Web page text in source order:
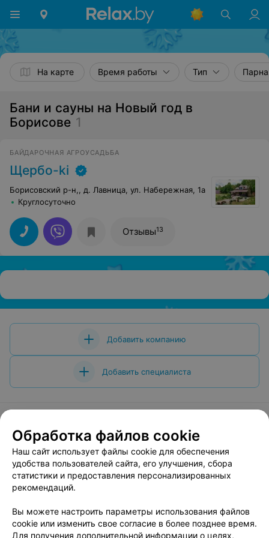
На карте Время работы Тип
Бани и сауны на Новый год в
Борисове 1
БАЙДАРОЧНАЯ АГРОУСАДЬБА
Щербо-ki
Борисовский р-н,, д. Лавница, ул. Набережная, 1а
Круглосуточно
Отзывы13
Добавить компанию
Добавить специалиста
О проекте Новости проекта
Вакансии
Публичный договор
Способы оплаты
Публичный договор по использованию сервиса
Написать в поддержку
Обработка файлов cookie
Наш сайт использует файлы cookie для обеспечения
удобства пользователей сайта, его улучшения, сбора
статистики и предоставления персонализированных
рекомендаций.
Вы можете настроить параметры использования файлов
cookie или изменить свое согласие в более позднее время.
Для получения дополнительной информации о целях,